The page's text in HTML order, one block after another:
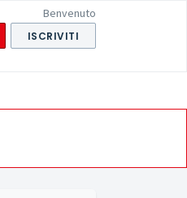
Benvenuto
ISCRIVITI